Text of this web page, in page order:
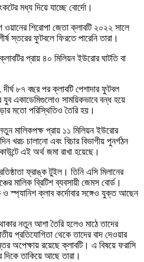
মধ্য দিয়ে যাচ্ছে বোর্দো।
শিরোপা জেতা ক্লাবটি ২০২২ সালে
স্তরের ফুটবলে ফিরতে পারেনি তারা।
প্রায় ৪০ মিলিয়ন ইউরোর ঘাটতি বা
৮৭ বছর পর ক্লাবটি পেশাদার ফুটবল
যুব একাডেমিগুলোও সাময়িকভাবে বন্ধ হয়ে
মতো পরিস্থিতিও তৈরি হয়।
মালিকপক্ষ প্রায় ১১ মিলিয়ন ইউরোর
খরচ চালানো এবং বিচার বিভাগীয় পুনর্গঠন
এই অর্থ জমা রাখা হয়েছে।
ফ্রাঙ্ক টুইল। তিনি এসি মিলানের
মালিক ব্রিটিশ ব্যবসায়ী জেমস বোর্ড।
ও স্প্যানিশ ক্লাব কর্দোবার সঙ্গেও যুক্ত আছেন
নতুন আশা তৈরি হলেও মাঠে তাদের
প্রতিযোগিতা থেকে তাদের বাদ দেওয়ার
অপেক্ষায় রয়েছে ক্লাবটি। এ বিষয়ে ফরাসি
দিকে তাকিয়ে আছে তারা।